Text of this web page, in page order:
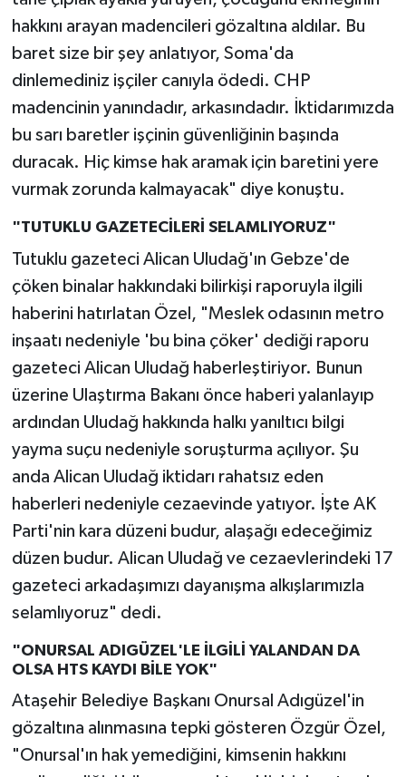
hakkını arayan madencileri gözaltına aldılar. Bu
baret size bir şey anlatıyor, Soma'da
dinlemediniz işçiler canıyla ödedi. CHP
madencinin yanındadır, arkasındadır. İktidarımızda
bu sarı baretler işçinin güvenliğinin başında
duracak. Hiç kimse hak aramak için baretini yere
vurmak zorunda kalmayacak" diye konuştu.
"TUTUKLU GAZETECİLERİ SELAMLIYORUZ"
Tutuklu gazeteci Alican Uludağ'ın Gebze'de
çöken binalar hakkındaki bilirkişi raporuyla ilgili
haberini hatırlatan Özel, "Meslek odasının metro
inşaatı nedeniyle 'bu bina çöker' dediği raporu
gazeteci Alican Uludağ haberleştiriyor. Bunun
üzerine Ulaştırma Bakanı önce haberi yalanlayıp
ardından Uludağ hakkında halkı yanıltıcı bilgi
yayma suçu nedeniyle soruşturma açılıyor. Şu
anda Alican Uludağ iktidarı rahatsız eden
haberleri nedeniyle cezaevinde yatıyor. İşte AK
Parti'nin kara düzeni budur, alaşağı edeceğimiz
düzen budur. Alican Uludağ ve cezaevlerindeki 17
gazeteci arkadaşımızı dayanışma alkışlarımızla
selamlıyoruz" dedi.
"ONURSAL ADIGÜZEL'LE İLGİLİ YALANDAN DA
OLSA HTS KAYDI BİLE YOK"
Ataşehir Belediye Başkanı Onursal Adıgüzel'in
gözaltına alınmasına tepki gösteren Özgür Özel,
"Onursal'ın hak yemediğini, kimsenin hakkını